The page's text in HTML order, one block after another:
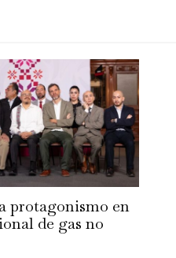
protagonismo en
de gas no